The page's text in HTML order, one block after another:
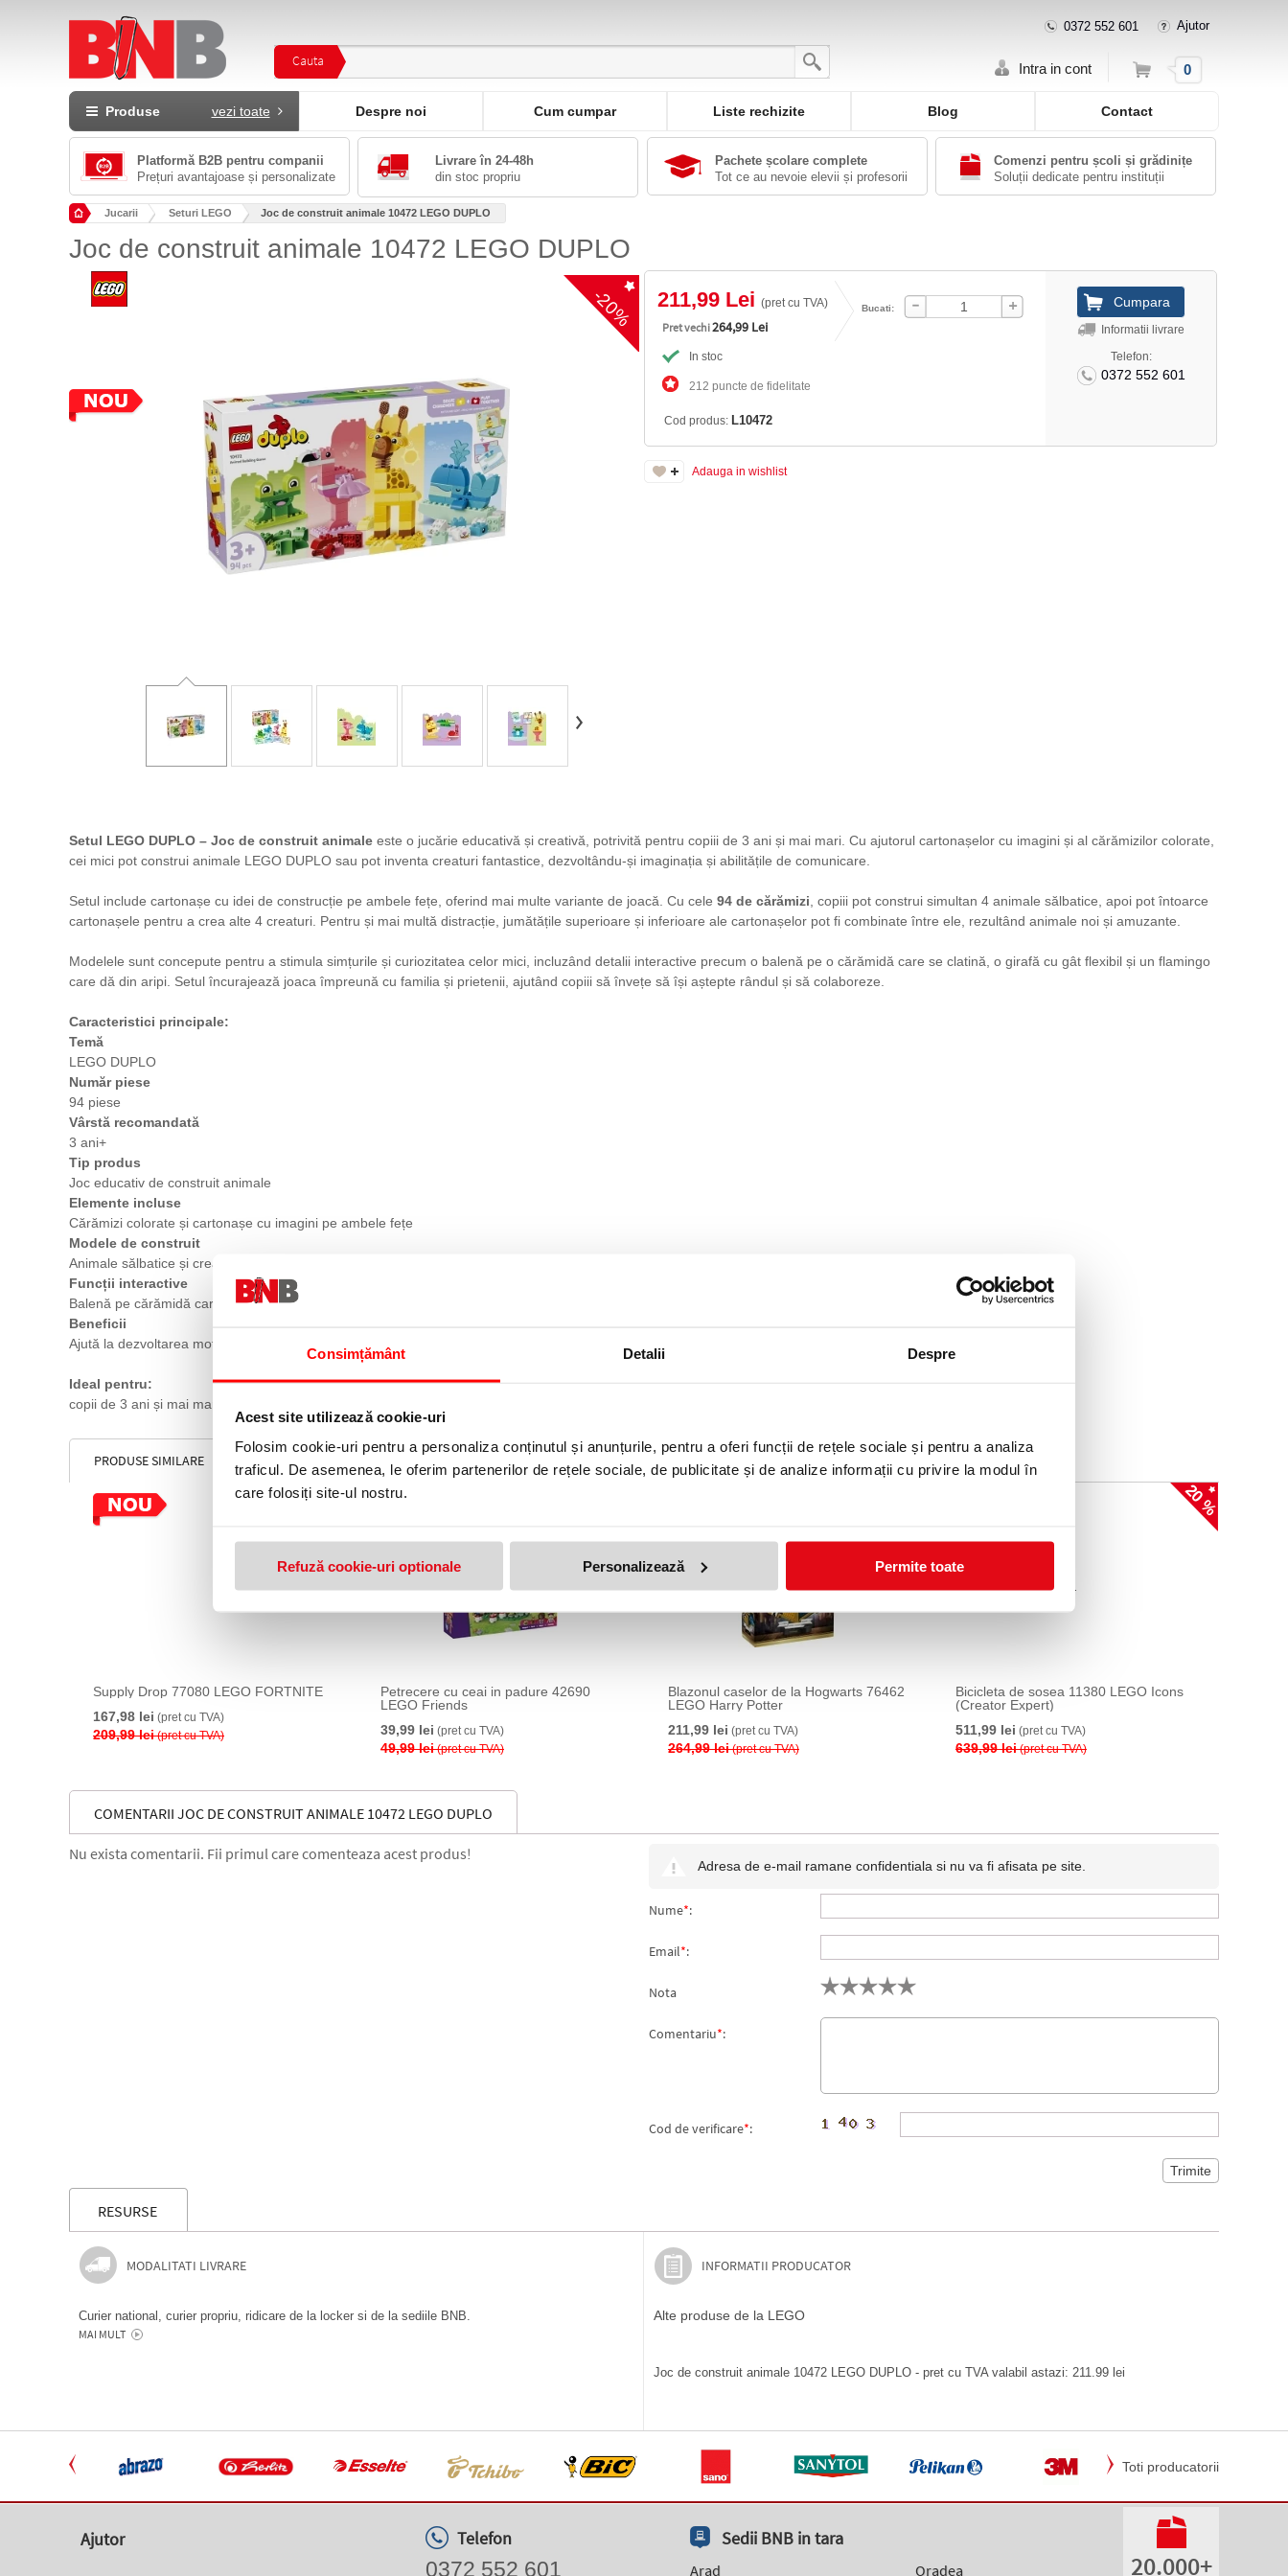
Consimțământ Detalii Despre
Acest site utilizează cookie-uri
Folosim cookie-uri pentru a personaliza conținutul și anunțurile, pentru a oferi funcții de rețele sociale și pentru a analiza
traficul. De asemenea, le oferim partenerilor de rețele sociale, de publicitate și de analize informații cu privire la modul în
care folosiți site-ul nostru.
Refuză cookie-uri optionale Personalizează Permite toate
Cauta
0372 552 601 Ajutor
Intra in cont Cos 0
Produse vezi toate Despre noi Cum cumpar Liste rechizite Blog Contact
Platformă B2B pentru companii
Prețuri avantajoase și personalizate
Livrare în 24-48h
din stoc propriu
Pachete școlare complete
Tot ce au nevoie elevii și profesorii
Comenzi pentru școli și grădinițe
Soluții dedicate pentru instituții
Jucarii Seturi LEGO Joc de construit animale 10472 LEGO DUPLO
Joc de construit animale 10472 LEGO DUPLO
-20% 211,99 Lei (pret cu TVA)
Pret vechi264,99 Lei
In stoc
212 puncte de fidelitate
Bucati:
Cod produs: L10472
Informatii livrare
Telefon:
0372 552 601
Adauga in wishlist
Setul LEGO DUPLO – Joc de construit animale este o jucărie educativă și creativă, potrivită pentru copiii de 3 ani și mai mari. Cu ajutorul cartonașelor cu imagini și al cărămizilor colorate,
cei mici pot construi animale LEGO DUPLO sau pot inventa creaturi fantastice, dezvoltându-și imaginația și abilitățile de comunicare.
Setul include cartonașe cu idei de construcție pe ambele fețe, oferind mai multe variante de joacă. Cu cele 94 de cărămizi , copiii pot construi simultan 4 animale sălbatice, apoi pot întoarce
cartonașele pentru a crea alte 4 creaturi. Pentru și mai multă distracție, jumătățile superioare și inferioare ale cartonașelor pot fi combinate între ele, rezultând animale noi și amuzante.
Modelele sunt concepute pentru a stimula simțurile și curiozitatea celor mici, incluzând detalii interactive precum o balenă pe o cărămidă care se clatină, o girafă cu gât flexibil și un flamingo
care dă din aripi. Setul încurajează joaca împreună cu familia și prietenii, ajutând copiii să învețe să își aștepte rândul și să colaboreze.
Caracteristici principale:
Temă
LEGO DUPLO
Număr piese
94 piese
Vârstă recomandată
3 ani+
Tip produs
Joc educativ de construit animale
Elemente incluse
Cărămizi colorate și cartonașe cu imagini pe ambele fețe
Modele de construit
Animale sălbatice și creaturi imaginare
Funcții interactive
Balenă pe cărămidă care se clatină, girafă cu gât flexibil și flamingo cu aripi mobile
Beneficii
Ajută la dezvoltarea motricității fine, imaginației, comunicării, colaborării și jocului social
Ideal pentru:
copii de 3 ani și mai mari, joacă educativă, construcții LEGO DUPLO, activități în familie, dezvoltarea imaginației și crearea de animale sau creaturi amuzante.
PRODUSE SIMILARE
20 %
Supply Drop 77080 LEGO FORTNITE
167,98 lei (pret cu TVA)
209,99 lei(pret cu TVA)
Petrecere cu ceai in padure 42690
LEGO Friends
39,99 lei (pret cu TVA)
49,99 lei(pret cu TVA)
Blazonul caselor de la Hogwarts 76462
LEGO Harry Potter
211,99 lei (pret cu TVA)
264,99 lei(pret cu TVA)
20 %
Bicicleta de sosea 11380 LEGO Icons
(Creator Expert)
511,99 lei (pret cu TVA)
639,99 lei(pret cu TVA)
COMENTARII JOC DE CONSTRUIT ANIMALE 10472 LEGO DUPLO
Nu exista comentarii. Fii primul care comenteaza acest produs!
Adresa de e-mail ramane confidentiala si nu va fi afisata pe site.
Nume*:
Email*:
Nota
Comentariu*:
Cod de verificare*:
RESURSE
MODALITATI LIVRARE
Curier national, curier propriu, ridicare de la locker si de la sediile BNB.
MAI MULT
INFORMATII PRODUCATOR
Alte produse de la LEGO
Joc de construit animale 10472 LEGO DUPLO - pret cu TVA valabil astazi: 211.99 lei
Toti producatorii
Ajutor Telefon
0372 552 601
Sedii BNB in tara
Arad Oradea 20.000+